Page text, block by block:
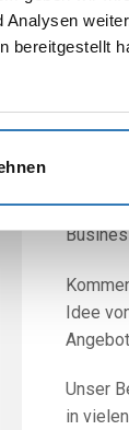
Mit
Idee
Unser
in